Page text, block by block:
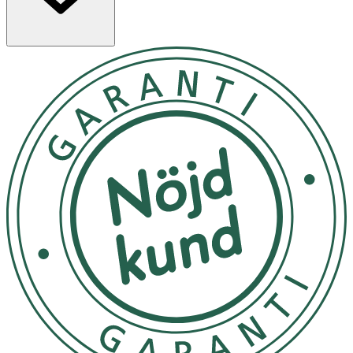
styra vibratorns inställningar från din smartphone.
simulerar kroppsvärme för en mer realistisk och
stimulerande upplevelse. Detta, i kombination med de 12
förinställda vibrationsprogrammen, ger en mängd olika
upplevelser att utforska och njuta av. Värmevibratorn är
unisex och kan användas av alla kön. Produkten har ett
(1) års garantitid.
• Färg: Svart • Vattentät: Ja (IPX7) • Batterityp:
Uppladdningsbart litiumjonbatteri • Storlek: Längd 180
mm, Bredd 53 mm, Höjd 46 mm • Vikt: 170 g • Unika
attribut: Prostata- och G-punktsstimulering, värmande
funktion upp till 39°C • Teknologiska egenskaper:
Kompatibel med Satisfyer Connect App, 12
vibrationsprogram.
Användning
- Noggrann rengöring och desinfektion är ett måste om